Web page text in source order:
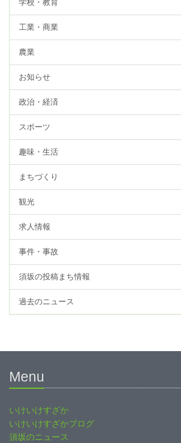
学校・教育
工業・商業
農業
お知らせ
政治・経済
スポーツ
趣味・生活
まちづくり
観光
求人情報
事件・事故
須坂の投稿まち情報
過去のニュース
Menu
いけいけすざか
いけいけすざかブログ
須坂のニュース